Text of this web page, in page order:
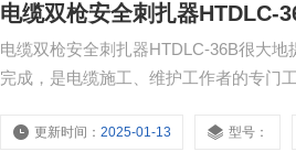
电缆双枪安全刺扎器HTDLC-
电缆双枪安全刺扎器HTDLC-36B很大
完成，是电缆施工、维护工作者的专门工
更新时间：2025-01-13 型号：